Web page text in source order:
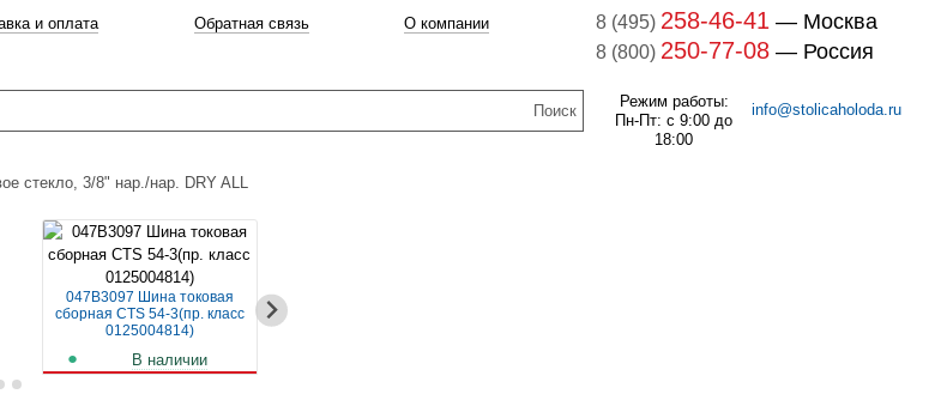
и оплата Обратная связь О компании 8 (495) 258-46-41 — Москва
8 (800) 250-77-08 — Россия
Режим работы:
Пн-Пт: с 9:00 до
18:00
info@stolicaholoda.ru
стекло, 3/8" нар./нар. DRY ALL
047B3097 Шина токовая
сборная CTS 54-3(пр. класс
0125004814)
В наличии